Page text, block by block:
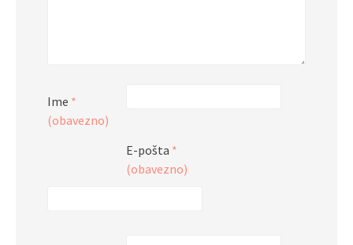
Ime *
(obavezno)
E-pošta *
(obavezno)